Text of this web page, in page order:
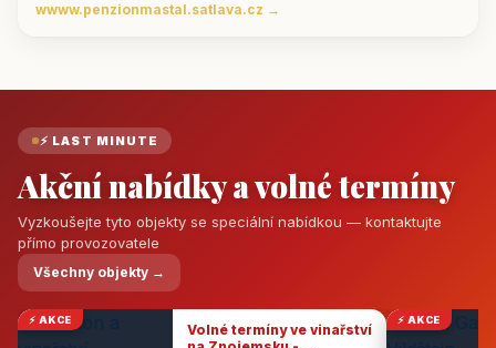
wwww.penzionmastal.satlava.cz →
⚡ LAST MINUTE
Akční nabídky a volné termíny
Vyzkoušejte tyto objekty se speciální nabídkou — kontaktujte
přímo provozovatele
Všechny objekty →
⚡ AKCE
Volné termíny ve vinařství
⚡ AKCE